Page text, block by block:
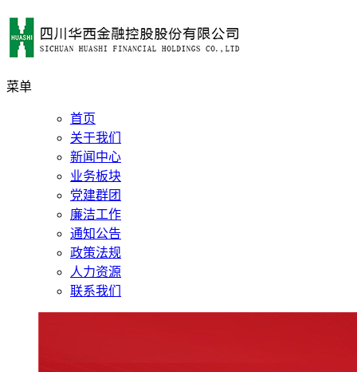
菜单
首页
关于我们
新闻中心
业务板块
党建群团
廉洁工作
通知公告
政策法规
人力资源
联系我们